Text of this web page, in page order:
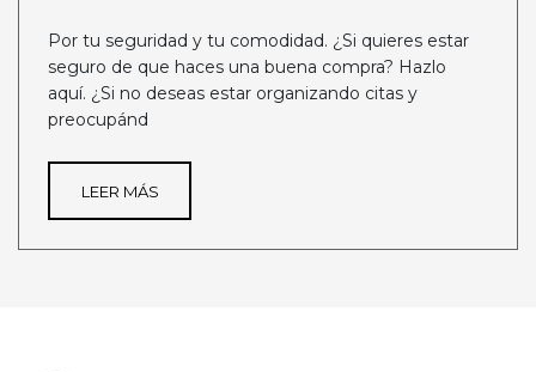
Por tu seguridad y tu comodidad. ¿Si quieres estar
seguro de que haces una buena compra? Hazlo
aquí. ¿Si no deseas estar organizando citas y
preocupánd
LEER MÁS